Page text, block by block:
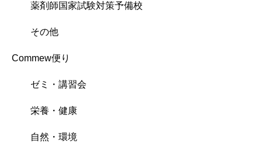
薬剤師国家試験対策予備校
その他
Commew便り
ゼミ・講習会
栄養・健康
自然・環境